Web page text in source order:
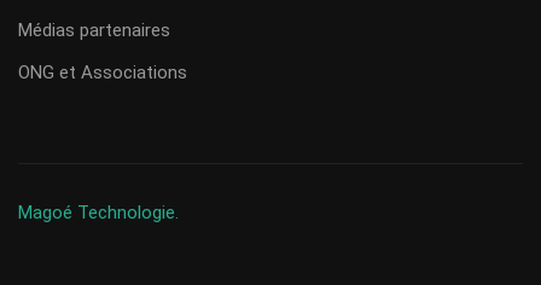
Médias partenaires
ONG et Associations
Magoé Technologie.